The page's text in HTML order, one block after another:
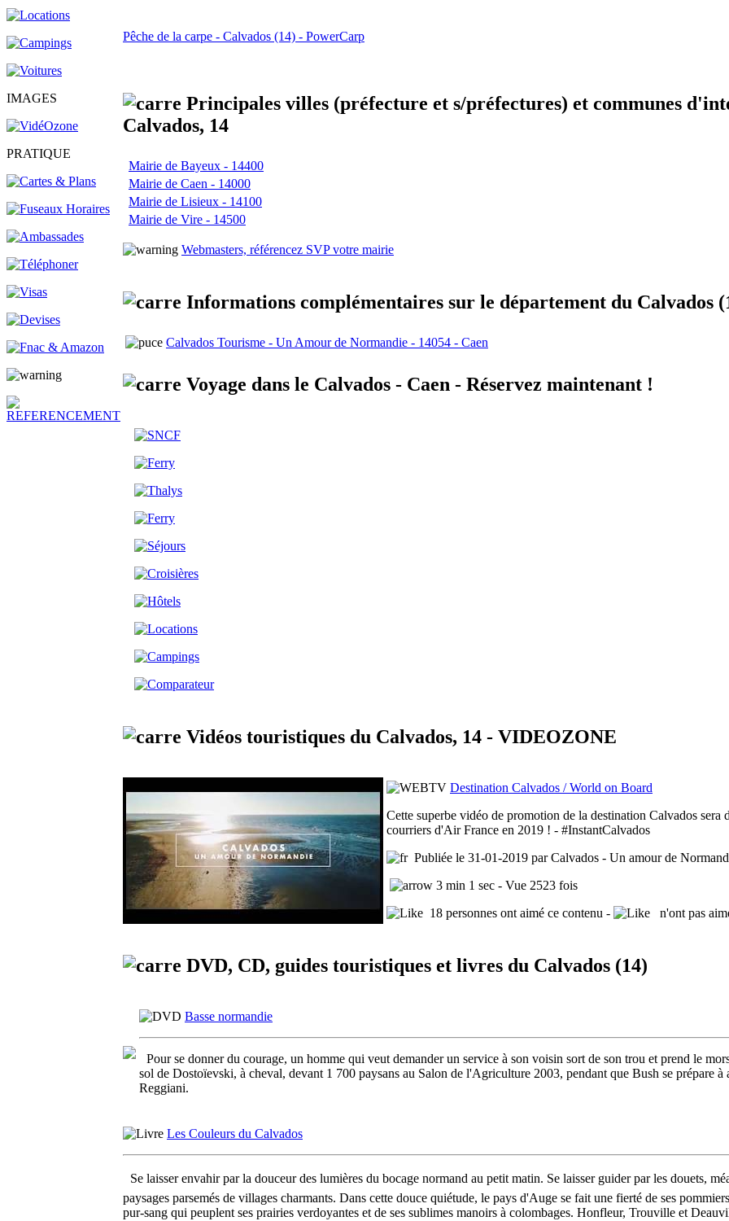
IMAGES
PRATIQUE
Pêche de la carpe - Calvados (14) - PowerCarp
Principales villes (préfecture et s/préfectures) et communes
Calvados, 14
Mairie de Bayeux - 14400
Mairie de Caen - 14000
Mairie de Lisieux - 14100
Mairie de Vire - 14500
Webmasters, référencez SVP votre mairie
Informations complémentaires sur le département du Calvados
Calvados Tourisme - Un Amour de Normandie - 14054 - Caen
Voyage dans le Calvados - Caen - Réservez maintenant !
Vidéos touristiques du Calvados, 14 - VIDEOZONE
Destination Calvados / World on Board
Cette superbe vidéo de promotion de la destination Calvados sera
courriers d'Air France en 2019 ! - #InstantCalvados
Publiée le 31-01-2019 par Calvados - Un amour de
3 min 1 sec - Vue 2523 fois
18 personnes ont aimé ce contenu -
n'ont pas
DVD, CD, guides touristiques et livres du Calvados (14)
Basse normandie
Pour se donner du courage, un homme qui veut demander un service à son voisin sort de son trou et prend le
sol de Dostoïevski, à cheval, devant 1 700 paysans au Salon de l'Agriculture 2003, pendant que Bush se prépare
Reggiani.
Les Couleurs du Calvados
Se laisser envahir par la douceur des lumières du bocage normand au petit matin. Se laisser guider par les douets,
paysages parsemés de villages charmants. Dans cette douce quiétude, le pays d'Auge se fait une fierté de ses
pur-sang qui peuplent ses prairies verdoyantes et de ses sublimes manoirs à colombages. Honfleur, Trouville et